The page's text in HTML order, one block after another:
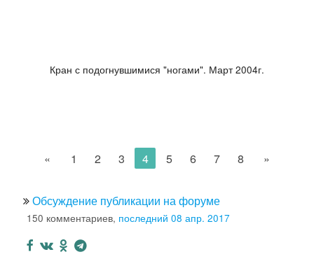
Кран с подогнувшимися "ногами". Март 2004г.
« 1 2 3 4 5 6 7 8 »
Обсуждение публикации на форуме
150 комментариев, последний 08 апр. 2017